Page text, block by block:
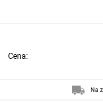
Cena:
Na